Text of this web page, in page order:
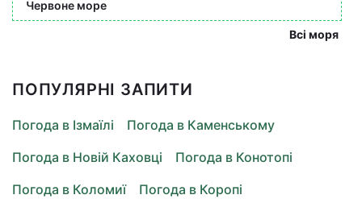
Червоне море
Всі моря
ПОПУЛЯРНІ ЗАПИТИ
Погода в Ізмаїлі
Погода в Каменському
Погода в Новій Каховці
Погода в Конотопі
Погода в Коломиї
Погода в Коропі